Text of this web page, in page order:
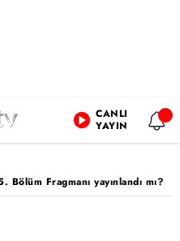
CANLI
YAYIN
Bölüm Fragmanı yayınlandı mı?